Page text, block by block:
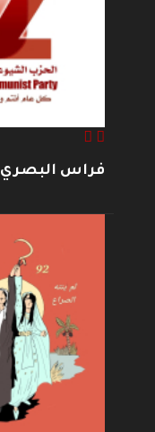
فراس البصري